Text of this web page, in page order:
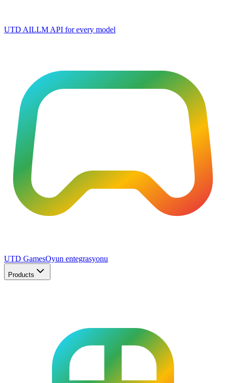
UTD AILLM API for every model
UTD GamesOyun entegrasyonu
Products